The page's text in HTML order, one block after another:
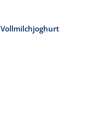
Vollmilchjoghurt